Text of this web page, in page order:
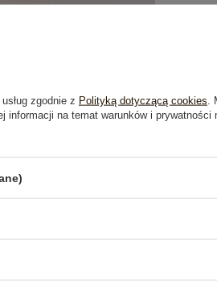
o produkcie(0)
zgodnie z Polityką dotyczącą cookies
informacji na temat warunków i